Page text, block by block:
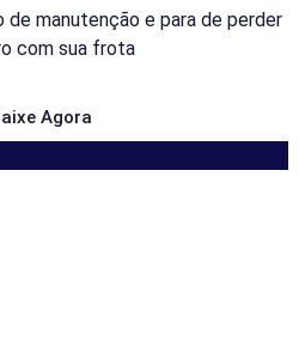
de manutenção e para de perder
com sua frota
Agora